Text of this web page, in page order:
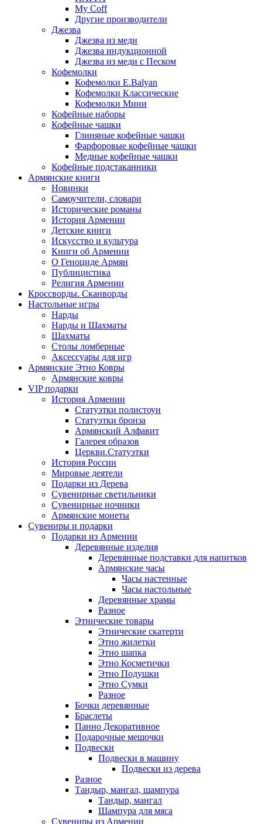
My Coff
Другие производители
Джезва
Джезва из меди
Джезва индукционной
Джезва из меди с Песком
Кофемолки
Кофемолки E.Balyan
Кофемолки Классические
Кофемолки Мини
Кофейные наборы
Кофейные чашки
Глиняные кофейные чашки
Фарфоровые кофейные чашки
Медные кофейные чашки
Кофейные подстаканники
Армянские книги
Новинки
Самоучители, словари
Исторические романы
История Армении
Детские книги
Иcкусство и культура
Книги об Армении
О Геноциде Армян
Публицистика
Религия Армении
Кроссворды. Сканворды
Настольные игры
Нарды
Нарды и Шахматы
Шахматы
Столы ломберные
Аксессуары для игр
Армянские Этно Ковры
Армянские ковры
VIP подарки
История Армении
Статуэтки полистоун
Статуэтки бронза
Армянский Алфавит
Галерея образов
Церкви.Статуэтки
История России
Мировые деятели
Подарки из Дерева
Сувенирные светильники
Сувенирные ночники
Армянские монеты
Сувениры и подарки
Подарки из Армении
Деревянные изделия
Деревянные подставки для напитков
Армянские часы
Часы настенные
Часы настольные
Деревянные храмы
Разное
Этнические товары
Этнические скатерти
Этно жилетки
Этно шапка
Этно Косметички
Этно Подушки
Этно Сумки
Разное
Бочки деревянные
Браслеты
Панно Декоративное
Подарочные мешочки
Подвески
Подвески в машину
Подвески из дерева
Разное
Тандыр, мангал, шампура
Тандыр, мангал
Шампура для мяса
Сувениры из Армении